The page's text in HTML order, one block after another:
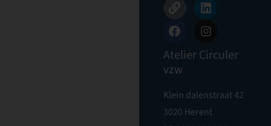
Atelier Circuler
vzw
Klein dalenstraat 42
3020 Herent